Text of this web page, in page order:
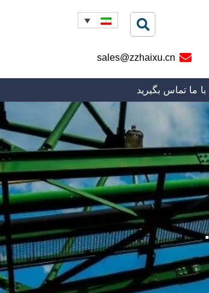
sales@zzhaixu.cn
با ما تماس بگیرید